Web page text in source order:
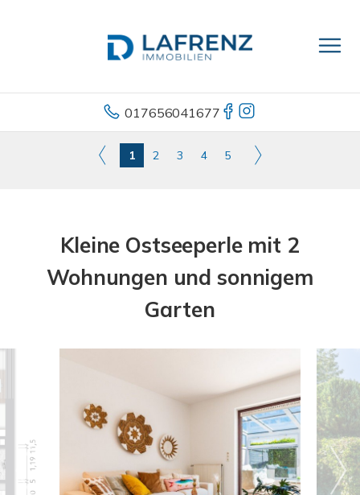
017656041677
1 2 3 4 5
Kleine Ostseeperle mit 2
Wohnungen und sonnigem
Garten